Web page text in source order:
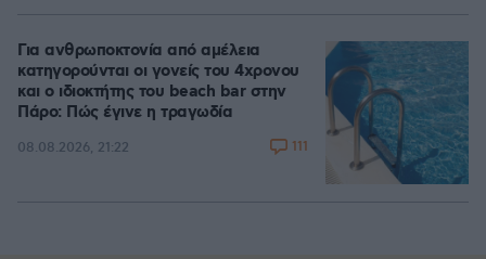
Για ανθρωποκτονία από αμέλεια
κατηγορούνται οι γονείς του 4χρονου
και ο ιδιοκτήτης του beach bar στην
Πάρο: Πώς έγινε η τραγωδία
08.08.2026, 21:22 111